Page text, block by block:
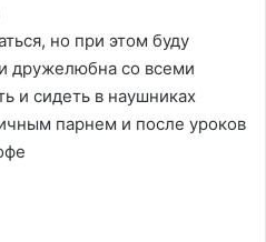
но при этом буду
дружелюбна со всеми
и сидеть в наушниках
парнем и после уроков